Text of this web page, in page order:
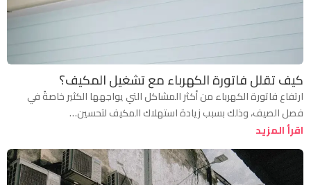
كيف تقلل فاتورة الكهرباء مع تشغيل المكيف؟
ارتفاع فاتورة الكهرباء من أكثر المشاكل التي يواجهها الكثير خاصةً في
فصل الصيف، وذلك بسبب زيادة استهلاك المكيف لتحسين…
اقرأ المزيد